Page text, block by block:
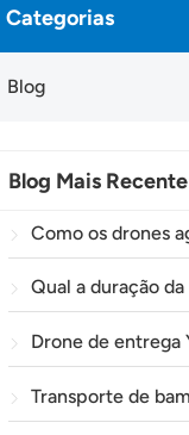
Categorias
Blog
Blog Mais Recente
Como os drones agrícolas estão ajudando os agricultores
Qual a duração da
Drone de entrega Y160: uma maneira mais segura e eficiente de
Transporte de bambu em áreas montanhosas: como a